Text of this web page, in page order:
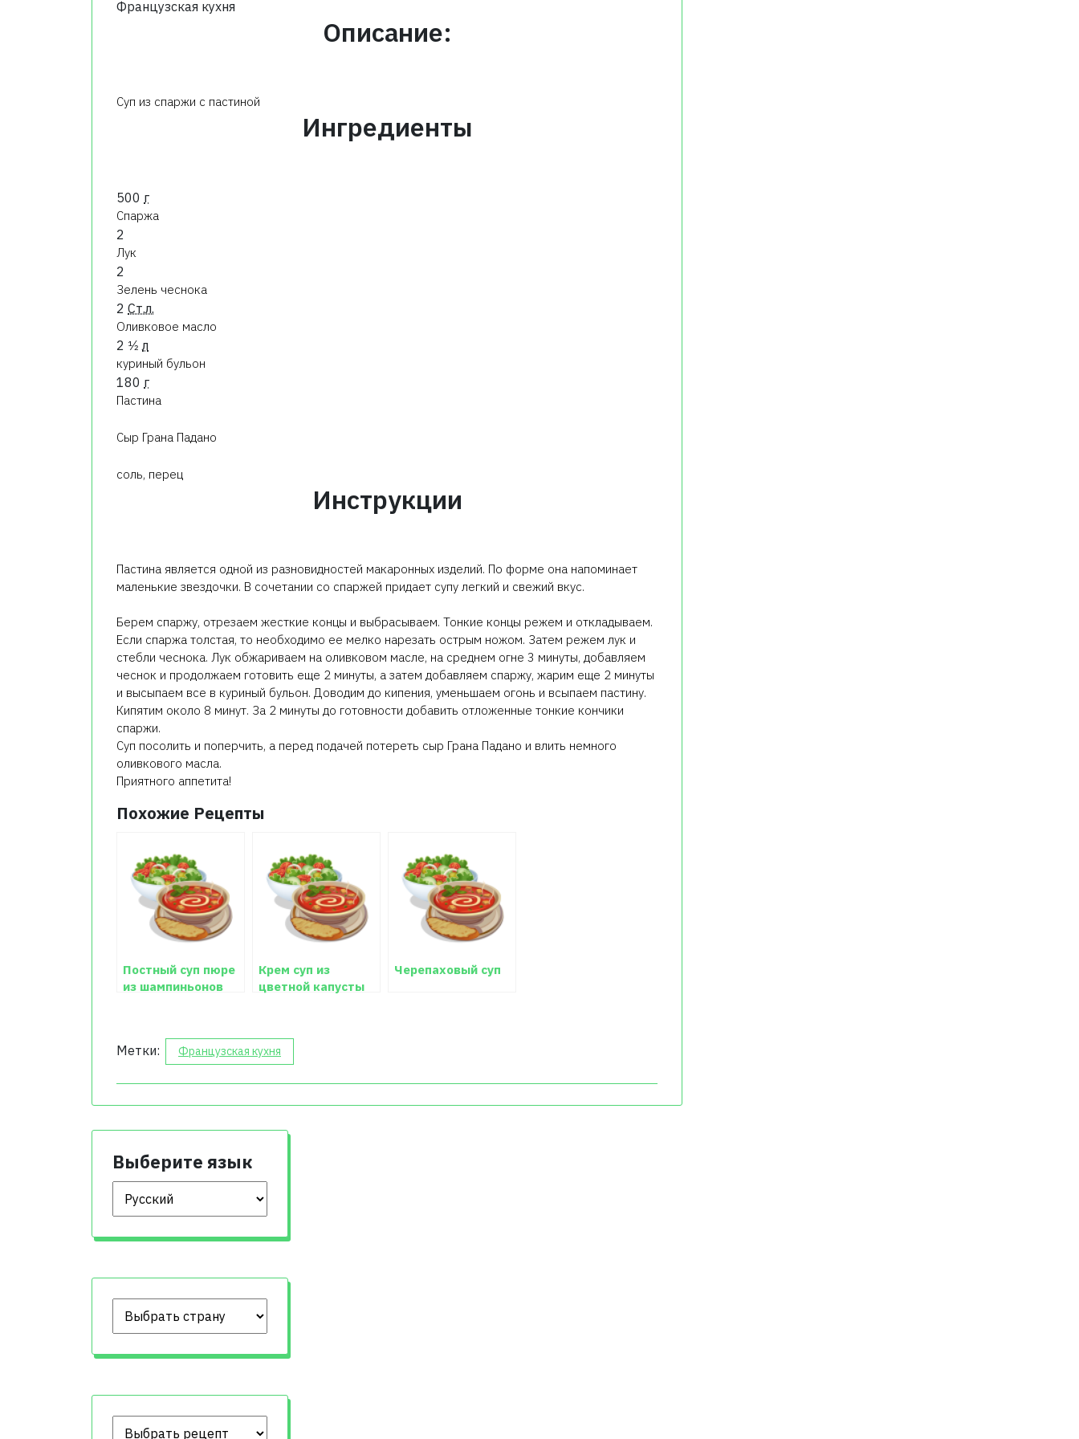
Французская кухня
Описание:
Суп из спаржи с пастиной
Ингредиенты
500 г
Спаржа
2
Лук
2
Зелень чеснока
2 Ст.л.
Оливковое масло
2 1⁄2л
куриный бульон
180 г
Пастина
Сыр Грана Падано
соль, перец
Инструкции
Пастина является одной из разновидностей макаронных изделий. По форме она напоминает
маленькие звездочки. В сочетании со спаржей придает супу легкий и свежий вкус.
Берем спаржу, отрезаем жесткие концы и выбрасываем. Тонкие концы режем и откладываем.
Если спаржа толстая, то необходимо ее мелко нарезать острым ножом. Затем режем лук и
стебли чеснока. Лук обжариваем на оливковом масле, на среднем огне 3 минуты, добавляем
чеснок и продолжаем готовить еще 2 минуты, а затем добавляем спаржу, жарим еще 2 минуты
и высыпаем все в куриный бульон. Доводим до кипения, уменьшаем огонь и всыпаем пастину.
Кипятим около 8 минут. За 2 минуты до готовности добавить отложенные тонкие кончики
спаржи.
Суп посолить и поперчить, а перед подачей потереть сыр Грана Падано и влить немного
оливкового масла.
Приятного аппетита!
Похожие Рецепты
Постный суп пюре
из шампиньонов
Крем суп из
цветной капусты
Черепаховый суп
Метки: Французская кухня
Выберите язык
Выберите язык